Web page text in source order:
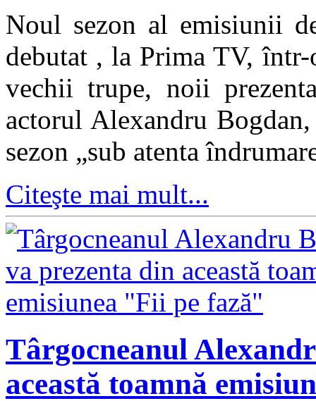
Noul sezon al emisiunii
debutat , la Prima TV, într-
vechii trupe, noii
actorul Alexandru
sezon „sub atenta
Citeşte mai mult...
Târgocneanul
această toamnă